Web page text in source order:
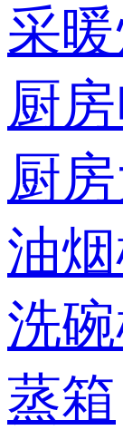
采
厨
厨
油
洗
蒸箱